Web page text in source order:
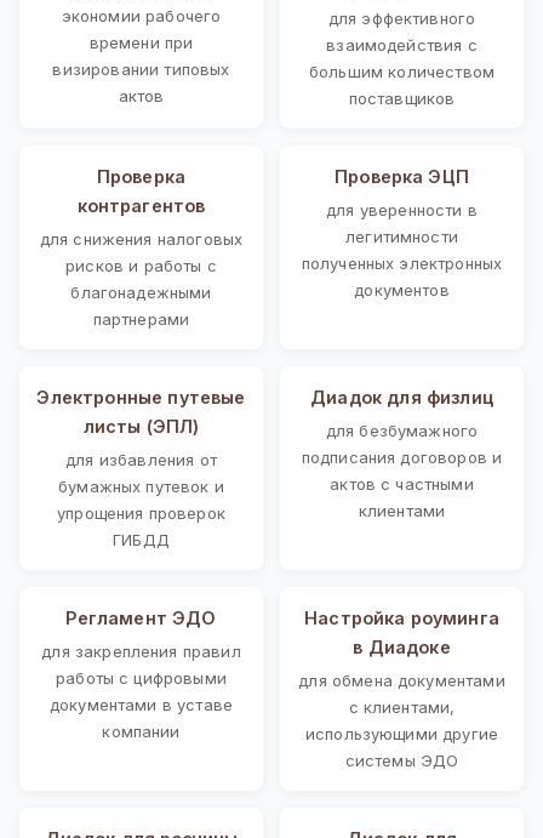
экономии рабочего
времени при
визировании типовых
актов
для эффективного
взаимодействия с
большим количеством
поставщиков
Проверка
контрагентов
для снижения налоговых
рисков и работы с
благонадежными
партнерами
Проверка ЭЦП
для уверенности в
легитимности
полученных электронных
документов
Электронные путевые
листы (ЭПЛ)
для избавления от
бумажных путевок и
упрощения проверок
ГИБДД
Диадок для физлиц
для безбумажного
подписания договоров и
актов с частными
клиентами
Регламент ЭДО
для закрепления правил
работы с цифровыми
документами в уставе
компании
Настройка роуминга
в Диадоке
для обмена документами
с клиентами,
использующими другие
системы ЭДО